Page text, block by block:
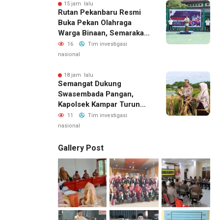
15 jam lalu
Rutan Pekanbaru Resmi
Buka Pekan Olahraga
Warga Binaan, Semarakan
HUT RI Ke-81
16
Tim investigasi
nasional
18 jam lalu
Semangat Dukung
Swasembada Pangan,
Kapolsek Kampar Turun
Langsung Panen Jagung
Di Sendayan
11
Tim investigasi
nasional
Gallery Post